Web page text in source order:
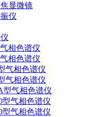
显微镜
仪
相色谱仪
相色谱仪
气相色谱仪
气相色谱仪
型气相色谱仪
型气相色谱仪
型气相色谱仪